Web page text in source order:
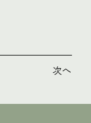
次へ